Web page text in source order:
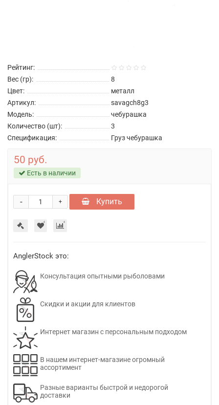
Рейтинг:
Вес (гр):
8
Цвет:
металл
Артикул:
savagch8g3
Модель:
чебурашка
Количество (шт):
3
Спецификация:
Груз чебурашка
50 руб.
Есть в наличии
+
- Купить
AnglerStock это:
Консультация опытными рыболовами
Скидки и акции для клиентов
Интернет магазин с персональным подходом
В нашем интернет-магазине огромный
ассортимент
Разные варианты быстрой и недорогой
доставки